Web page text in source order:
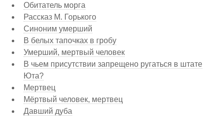
Обитатель морга
Рассказ М. Горького
Синоним умерший
В белых тапочках в гробу
Умерший, мертвый человек
В чьем присутствии запрещено ругаться в штате
Юта?
Мертвец
Мёртвый человек, мертвец
Давший дуба